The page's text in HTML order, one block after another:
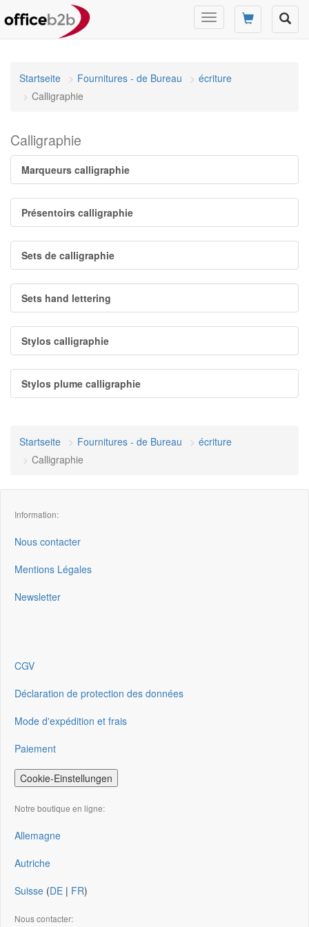
Changer
mode
Startseite
Fournitures - de Bureau
écriture
Calligraphie
Calligraphie
Marqueurs calligraphie
Présentoirs calligraphie
Sets de calligraphie
Sets hand lettering
Stylos calligraphie
Stylos plume calligraphie
Startseite Fournitures - de Bureau
écriture
Calligraphie
Information:
Nous contacter
Mentions Légales
Newsletter
CGV
Déclaration de protection des données
Mode d'expédition et frais
Paiement
Cookie-Einstellungen
Notre boutique en ligne:
Allemagne
Autriche
Suisse (DE | FR)
Nous contacter: